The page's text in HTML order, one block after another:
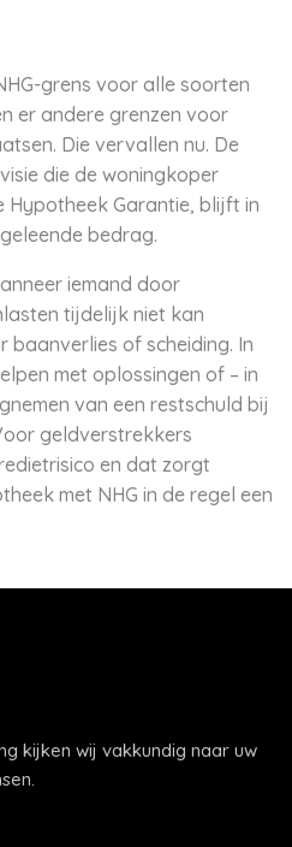
grens voor alle soorten
er andere grenzen voor
Die vervallen nu. De
die de woningkoper
Garantie, blijft in
bedrag.
iemand door
tijdelijk niet kan
of scheiding. In
met oplossingen of – in
van een restschuld bij
geldverstrekkers
en dat zorgt
met NHG in de regel een
kijken wij vakkundig naar uw